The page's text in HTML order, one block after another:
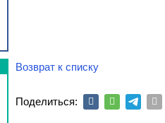
Возврат к списку
Поделиться: